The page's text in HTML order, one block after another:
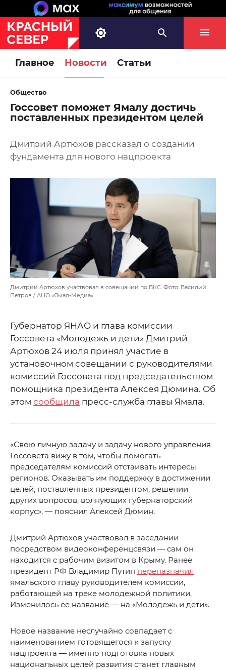
Главное Новости Статьи
Общество
Госсовет поможет Ямалу достичь
поставленных президентом целей
Дмитрий Артюхов рассказал о создании
фундамента для нового нацпроекта
Дмитрий Артюхов участвовал в совещании по ВКС. Фото: Василий
Петров / АНО «Ямал-Медиа»
Губернатор ЯНАО и глава комиссии
Госсовета «Молодежь и дети» Дмитрий
Артюхов 24 июля принял участие в
установочном совещании с руководителями
комиссий Госсовета под председательством
помощника президента Алексея Дюмина. Об
этом сообщила пресс-служба главы Ямала.
«Свою личную задачу и задачу нового управления
Госсовета вижу в том, чтобы помогать
председателям комиссий отстаивать интересы
регионов. Оказывать им поддержку в достижении
целей, поставленных президентом, решении
других вопросов, волнующих губернаторский
корпус», — пояснил Алексей Дюмин.
Дмитрий Артюхов участвовал в заседании
посредством видеоконференцсвязи — сам он
находится с рабочим визитом в Крыму. Ранее
президент РФ Владимир Путин переназначил
ямальского главу руководителем комиссии,
работающей на треке молодежной политики.
Изменилось ее название — на «Молодежь и дети».
Новое название неслучайно совпадает с
наименованием готовящегося к запуску
нацпроекта — именно подготовка новых
национальных целей развития станет главным